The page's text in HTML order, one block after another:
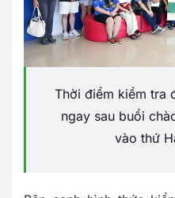
Thời điểm kiểm tra
ngay sau buổi
vào thứ